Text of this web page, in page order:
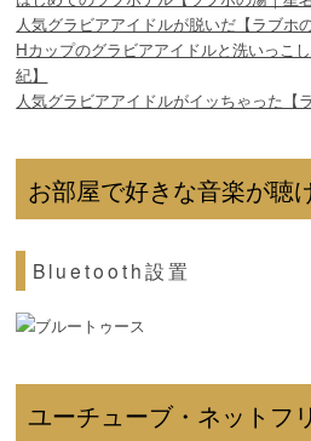
人気グラビアアイドルが脱いだ【ラブホ
Hカップのグラビアアイドルと洗いっこ
紀】
人気グラビアアイドルがイッちゃった【
お部屋で好きな音楽が聴
Bluetooth設置
ユーチューブ・ネットフ